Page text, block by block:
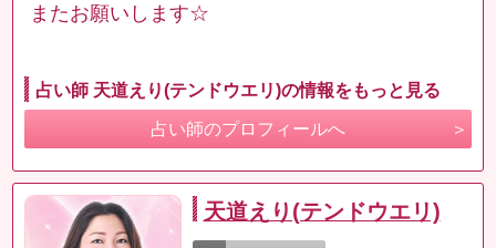
またお願いします☆
占い師 天道えり(テンドウエリ)の情報をもっと見る
占い師のプロフィールへ
天道えり(テンドウエリ)